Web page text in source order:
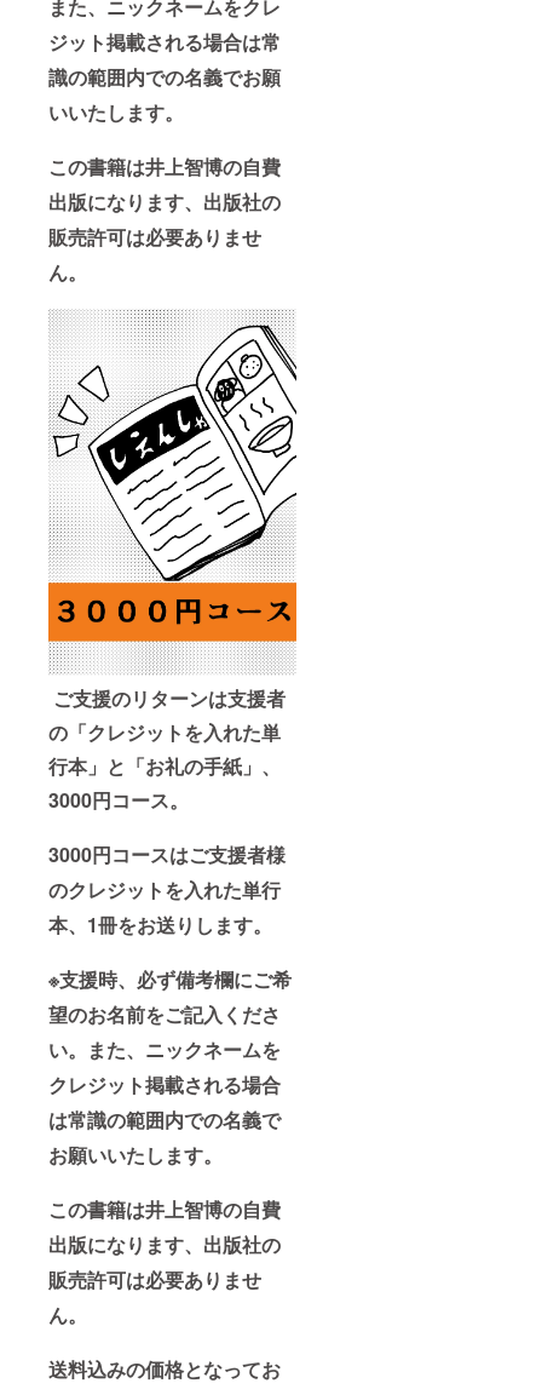
また、ニックネームをクレ
ジット掲載される場合は常
識の範囲内での名義でお願
いいたします。
この書籍は井上智博の自費
出版になります、出版社の
販売許可は必要ありませ
ん。
ご支援のリターンは支援者
の「クレジットを入れた単
行本」と「お礼の手紙」、
3000円コース。
3000円コースはご支援者様
のクレジットを入れた単行
本、1冊をお送りします。
※支援時、必ず備考欄にご希
望のお名前をご記入くださ
い。また、ニックネームを
クレジット掲載される場合
は常識の範囲内での名義で
お願いいたします。
この書籍は井上智博の自費
出版になります、出版社の
販売許可は必要ありませ
ん。
送料込みの価格となってお